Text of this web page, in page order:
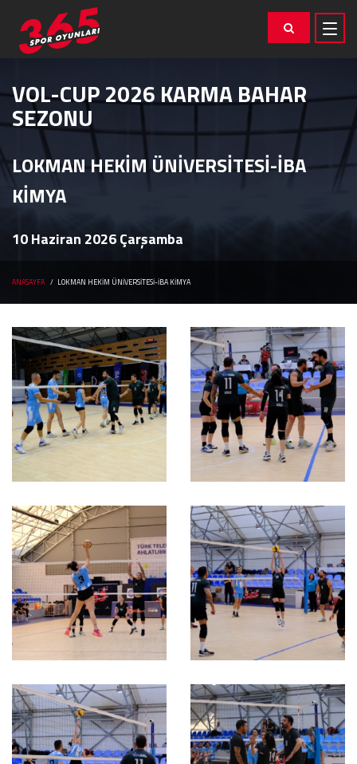
VOL-CUP 2026 KARMA BAHAR
SEZONU
LOKMAN HEKİM ÜNİVERSİTESİ-İBA
KİMYA
10 Haziran 2026 Çarşamba
ANASAYFA LOKMAN HEKİM ÜNİVERSİTESİ-İBA KİMYA